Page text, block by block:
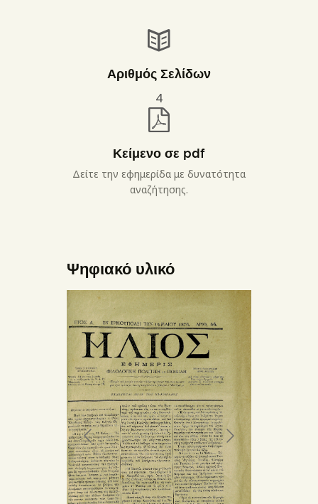
Αριθμός Σελίδων
4
Κείμενο σε pdf
Δείτε την εφημερίδα με δυνατότητα
αναζήτησης.
Ψηφιακό υλικό